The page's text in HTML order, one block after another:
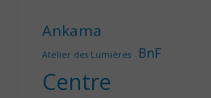
Ankama
Atelier des Lumières BnF
Centre